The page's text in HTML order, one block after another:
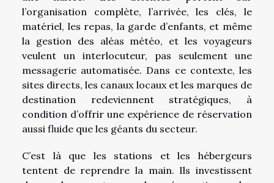
l’organisation complète, l’arrivée, les clés, le
matériel, les repas, la garde d’enfants, et même
la gestion des aléas météo, et les voyageurs
veulent un interlocuteur, pas seulement une
messagerie automatisée. Dans ce contexte, les
sites directs, les canaux locaux et les marques de
destination redeviennent stratégiques, à
condition d’offrir une expérience de réservation
aussi fluide que les géants du secteur.
C’est là que les stations et les hébergeurs
tentent de reprendre la main. Ils investissent